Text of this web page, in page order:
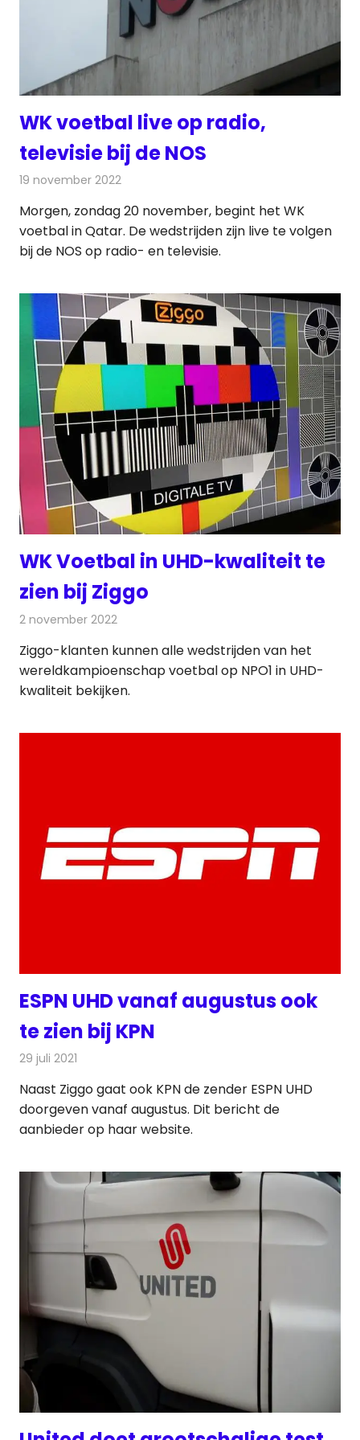
WK voetbal live op radio,
televisie bij de NOS
19 november 2022
Morgen, zondag 20 november, begint het WK
voetbal in Qatar. De wedstrijden zijn live te volgen
bij de NOS op radio- en televisie.
WK Voetbal in UHD-kwaliteit te
zien bij Ziggo
2 november 2022
Ziggo-klanten kunnen alle wedstrijden van het
wereldkampioenschap voetbal op NPO1 in UHD-
kwaliteit bekijken.
ESPN UHD vanaf augustus ook
te zien bij KPN
29 juli 2021
Naast Ziggo gaat ook KPN de zender ESPN UHD
doorgeven vanaf augustus. Dit bericht de
aanbieder op haar website.